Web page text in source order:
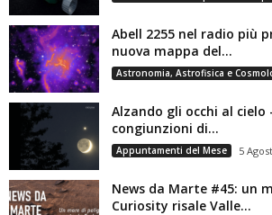
Abell 2255 nel radio più
nuova mappa del...
Astronomia, Astrofisica e
Alzando gli occhi al cielo
congiunzioni di...
Appuntamenti del Mese 5
News da Marte #45: un
Curiosity risale Valle...